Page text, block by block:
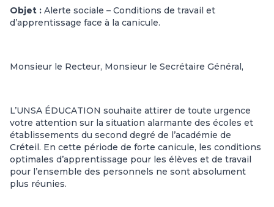
Objet : Alerte sociale – Conditions de travail et
d’apprentissage face à la canicule.
Monsieur le Recteur, Monsieur le Secrétaire Général,
L’UNSA ÉDUCATION souhaite attirer de toute urgence
votre attention sur la situation alarmante des écoles et
établissements du second degré de l’académie de
Créteil. En cette période de forte canicule, les conditions
optimales d’apprentissage pour les élèves et de travail
pour l’ensemble des personnels ne sont absolument
plus réunies.